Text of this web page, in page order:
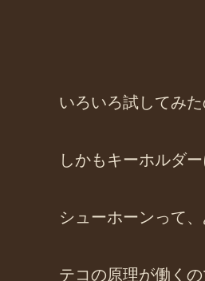
いろいろ試してみ
しかもキーホルダ
シューホーンって
テコの原理が働く